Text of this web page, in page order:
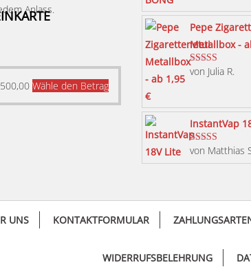
Anlass.
500,00 Wähle den BetragDieses
Produkt
Varianten
Optionen
können
der
Pepe
Metallbox -
Bewertet mit
von Julia R.
InstantVap
Bewertet mit
von Matthias
UNS KONTAKTFORMULAR
WIDERRUFSBELEHRUNG